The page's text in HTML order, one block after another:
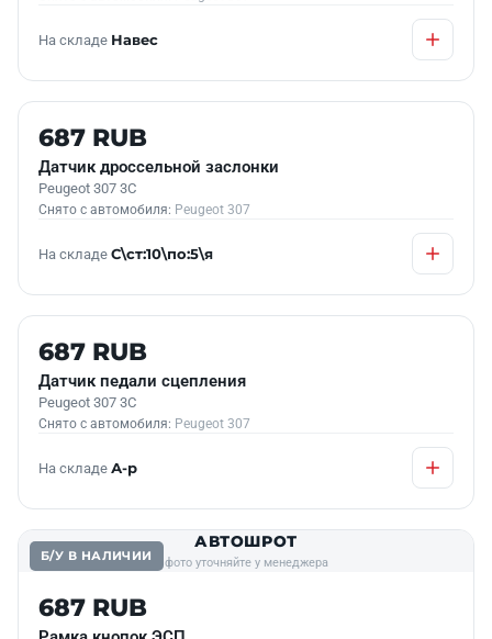
На складе Навес
Б/У В НАЛИЧИИ
687 RUB
Датчик дроссельной заслонки
Peugeot 307 3C
Снято с автомобиля: Peugeot 307
На складе С\ст:10\по:5\я
Б/У В НАЛИЧИИ
687 RUB
Датчик педали сцепления
Peugeot 307 3C
Снято с автомобиля: Peugeot 307
На складе А-р
Б/У В НАЛИЧИИ
АВТОШРОТ
фото уточняйте у менеджера
687 RUB